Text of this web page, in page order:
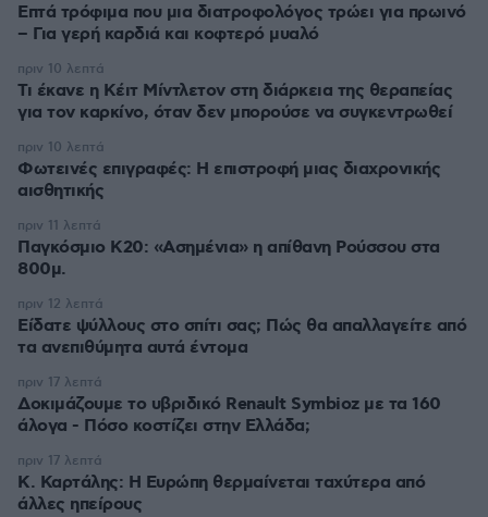
Επτά τρόφιμα που μια διατροφολόγος τρώει για πρωινό
– Για γερή καρδιά και κοφτερό μυαλό
Τι έκανε η Κέιτ Μίντλετον στη διάρκεια της θεραπείας
για τον καρκίνο, όταν δεν μπορούσε να συγκεντρωθεί
πριν 10 λεπτά
Φωτεινές επιγραφές: Η επιστροφή μιας διαχρονικής
αισθητικής
πριν 10 λεπτά
Παγκόσμιο Κ20: «Ασημένια» η απίθανη Ρούσσου στα
800μ.
πριν 11 λεπτά
Είδατε ψύλλους στο σπίτι σας; Πώς θα απαλλαγείτε από
τα ανεπιθύμητα αυτά έντομα
πριν 12 λεπτά
Δοκιμάζουμε το υβριδικό Renault Symbioz με τα 160
άλογα - Πόσο κοστίζει στην Ελλάδα;
πριν 17 λεπτά
Κ. Καρτάλης: Η Ευρώπη θερμαίνεται ταχύτερα από
άλλες ηπείρους
πριν 17 λεπτά